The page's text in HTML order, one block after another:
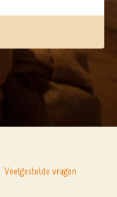
Veelgestelde vragen